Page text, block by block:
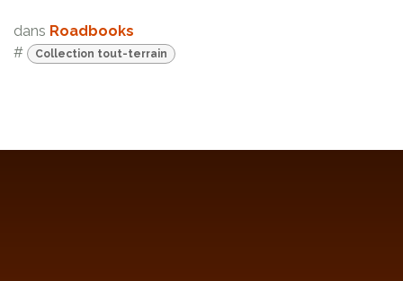
dans Roadbooks
#
Collection tout-terrain